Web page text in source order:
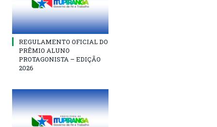
REGULAMENTO OFICIAL DO
PRÊMIO ALUNO
PROTAGONISTA – EDIÇÃO
2026